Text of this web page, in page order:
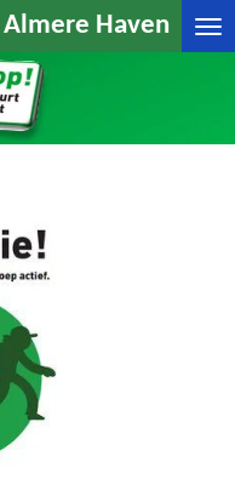
Haven